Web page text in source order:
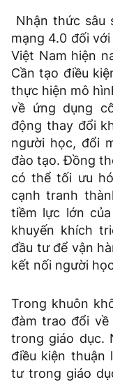
Nhận thức sâu
mạng 4.0 đối
Việt Nam hiện
Cần tạo điều
thực hiện mô
về ứng dụng
động thay đổi
người học, đổi
đào tạo. Đồng
có thể tối ưu
cạnh tranh
tiềm lực lớn
khuyến khích
đầu tư để vận
kết nối người
Trong khuôn
đàm trao đổi
trong giáo dục.
điều kiện thuận
tư trong giáo